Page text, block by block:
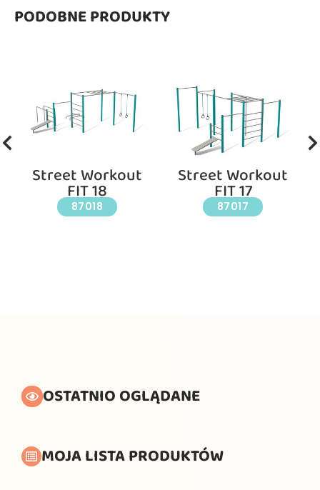
PODOBNE PRODUKTY
Street Workout
FIT 18
87018
Street Workout
FIT 17
87017
OSTATNIO OGLĄDANE
MOJA LISTA PRODUKTÓW